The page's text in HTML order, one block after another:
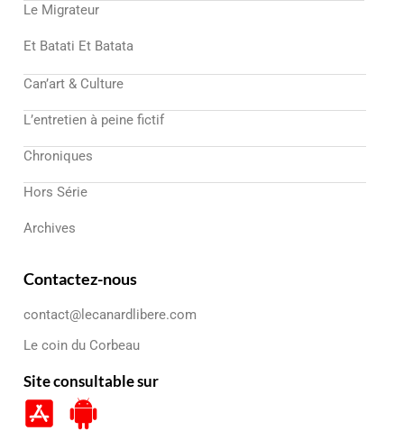
Le Migrateur
Et Batati Et Batata
Can’art & Culture
L’entretien à peine fictif
Chroniques
Hors Série
Archives
Contactez-nous
contact@lecanardlibere.com
Le coin du Corbeau
Site consultable sur